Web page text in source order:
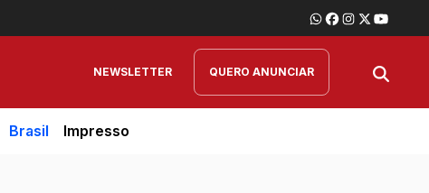
NEWSLETTER QUERO ANUNCIAR
Brasil Impresso